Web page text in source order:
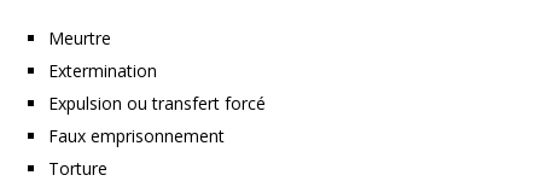
Meurtre
Extermination
Expulsion ou transfert forcé
Faux emprisonnement
Torture